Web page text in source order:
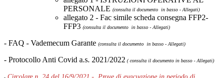
PERSONALE (consulta il documento in basso - Allegati)
allegato 2 - Fac simile scheda consegna FFP2-
FFP3 (consulta il documento in basso - Allegati)
- FAQ - Vademecum Garante (consulta il documento in basso - Allegati)
- Protocollo Anti Covid a.s. 2021/2022 ( consulta il documento in basso - Allegati)